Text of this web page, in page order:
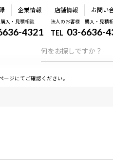
企業情報 店舗情報 お問い
入・見積相談
4321
法人のお客様 購入・見積
TEL 03-6636-
ージにてご確認ください。